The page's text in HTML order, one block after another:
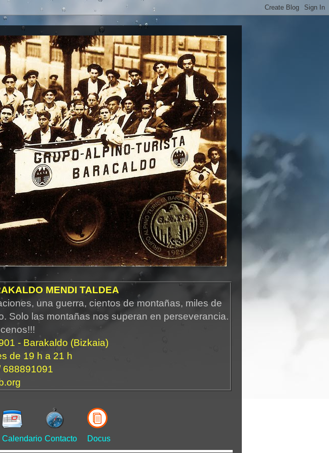
MENDI TALDEA
una guerra, cientos de montañas, miles de
Solo las montañas nos superan en perseverancia.
- Barakaldo (Bizkaia)
de 19 h a 21 h
688891091
Calendario Contacto Docus